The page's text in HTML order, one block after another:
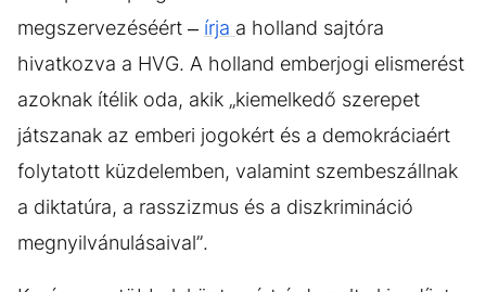
megszervezéséért – írja a holland sajtóra
hivatkozva a HVG. A holland emberjogi elismerést
azoknak ítélik oda, akik „kiemelkedő szerepet
játszanak az emberi jogokért és a demokráciaért
folytatott küzdelemben, valamint szembeszállnak
a diktatúra, a rasszizmus és a diszkrimináció
megnyilvánulásaival”.